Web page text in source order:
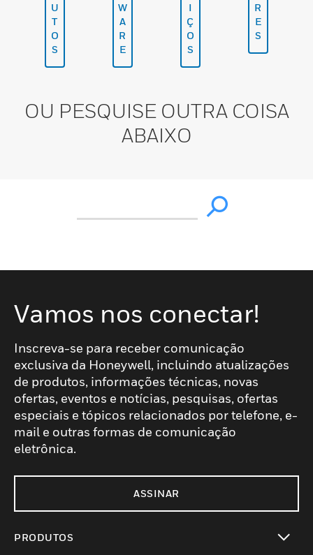
U
T
O
S
W
A
R
E
I
Ç
O
S
R
E
S
OU PESQUISE OUTRA COISA
ABAIXO
Vamos nos conectar!
Inscreva-se para receber comunicação
exclusiva da Honeywell, incluindo atualizações
de produtos, informações técnicas, novas
ofertas, eventos e notícias, pesquisas, ofertas
especiais e tópicos relacionados por telefone, e-
mail e outras formas de comunicação
eletrônica.
ASSINAR
PRODUTOS